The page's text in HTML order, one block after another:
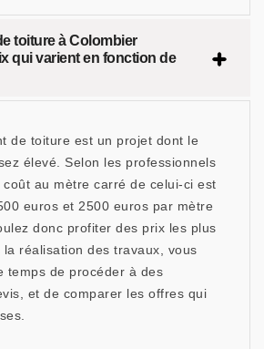
toiture à Colombier
qui varient en fonction de
de toiture est un projet dont le
élevé. Selon les professionnels
au mètre carré de celui-ci est
euros et 2500 euros par mètre
donc profiter des prix les plus
réalisation des travaux, vous
temps de procéder à des
et de comparer les offres qui